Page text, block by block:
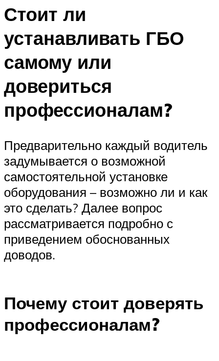
Стоит ли
устанавливать ГБО
самому или
довериться
профессионалам?
Предварительно каждый водитель
задумывается о возможной
самостоятельной установке
оборудования – возможно ли и как
это сделать? Далее вопрос
рассматривается подробно с
приведением обоснованных
доводов.
Почему стоит доверять
профессионалам?